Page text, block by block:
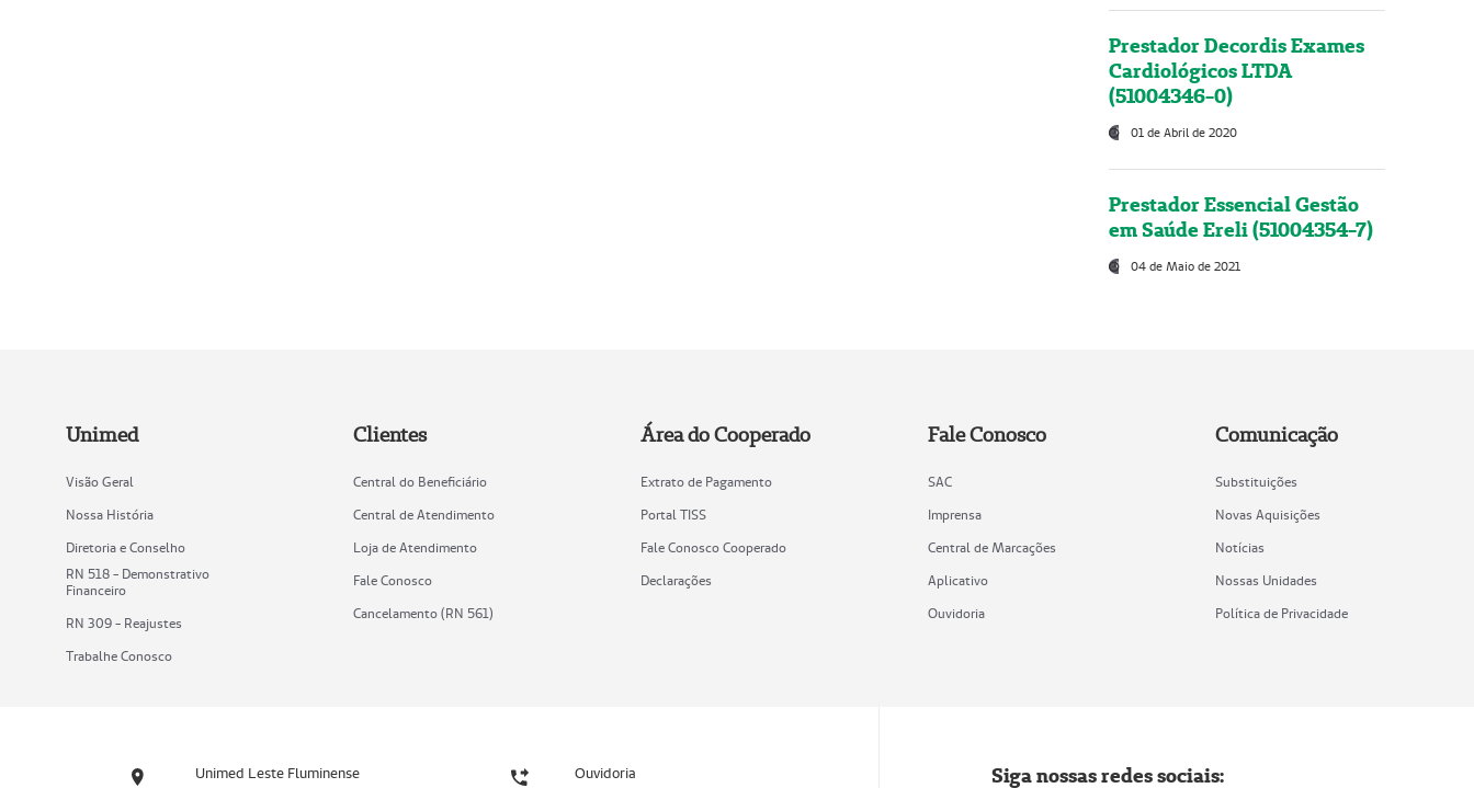
Prestador Decordis Exames
Cardiológicos LTDA
(51004346-0)
01 de Abril de 2020
Prestador Essencial Gestão
em Saúde Ereli (51004354-7)
04 de Maio de 2021
Unimed
Visão Geral
Nossa História
Diretoria e Conselho
RN 518 - Demonstrativo
Financeiro
RN 309 - Reajustes
Trabalhe Conosco
Clientes
Central do Beneficiário
Central de Atendimento
Loja de Atendimento
Fale Conosco
Cancelamento (RN 561)
Área do Cooperado
Extrato de Pagamento
Portal TISS
Fale Conosco Cooperado
Declarações
Fale Conosco
SAC
Imprensa
Central de Marcações
Aplicativo
Ouvidoria
Comunicação
Substituições
Novas Aquisições
Notícias
Nossas Unidades
Política de Privacidade
Unimed Leste Fluminense Ouvidoria Siga nossas redes sociais: